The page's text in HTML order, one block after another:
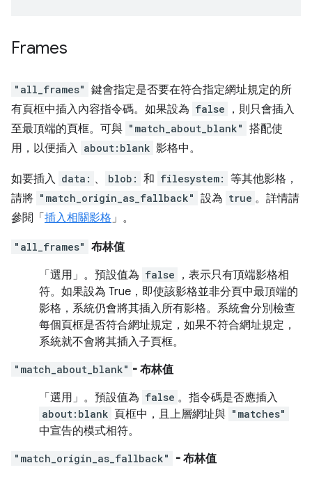
Frames
"all_frames" 鍵會指定是否要在符合指定網址規定的所
有頁框中插入內容指令碼。如果設為 false
，則只會插入
至最頂端的頁框。可與 "match_about_blank" 搭配使
用，以便插入 about:blank 影格中。
如要插入 data: 、 blob: 和 filesystem: 等其他影格，
請將 "match_origin_as_fallback" 設為 true 。詳情請
參閱「 插入相關影格」。
"all_frames" 布林值
「選用」 。預設值為 false
，表示只有頂端影格相
符。如果設為 True，即使該影格並非分頁中最頂端的
影格，系統仍會將其插入所有影格。系統會分別檢查
每個頁框是否符合網址規定，如果不符合網址規定，
系統就不會將其插入子頁框。
"match_about_blank" - 布林值
「選用」 。預設值為 false 。指令碼是否應插入
about:blank 頁框中，且上層網址與 "matches"
中宣告的模式相符。
"match_origin_as_fallback"
- 布林值